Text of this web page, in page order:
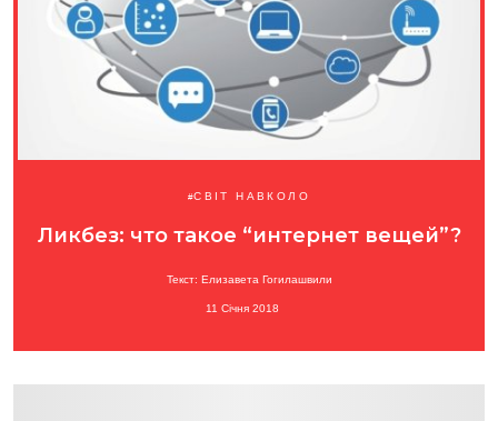
СВІТ НАВКОЛО
Ликбез: что такое “интернет вещей”?
Текст: Елизавета Гогилашвили
11 Січня 2018